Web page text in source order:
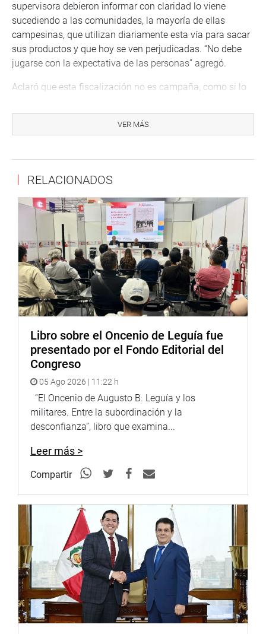
supervisora debieron informar con claridad lo viene
sucediendo a las comunidades, la mayoría de ellas
campesinas, que utilizan diariamente esta vía para sacar
sus productos y que hoy se ven perjudicadas. “No debe
jugarse con la expectativa de las personas” agregó.
Aclaró que esta fiscalización no es campaña, como si lo
realizando pintas con su nombre para ser alcalde de
Huancayo. “Si está en campaña no es correcto ni ético
con las obras pequeñas. Mientras que la región debe
dedicarse a las más granes como represas. “Sí acá
hiciéramos represas, como serían de productivos
nuestros valles y no estarían esperando las lluvias”
manifestó.
El parlamentario cuestionó finalmente la ausencia de los
representantes del ministerio de transportes a pesar de la
invitación que se les cursó.
Congresistas Ilich López Tercer vicepresidente
VER MÁS
RELACIONADOS
Libro sobre el Oncenio de Leguía fue
presentado por el Fondo Editorial del
Congreso
05 Ago 2026 | 11:22 h
“El Oncenio de Augusto B. Leguía y los
militares. Entre la subordinación y la
desconfianza”, libro que examina...
Leer más >
Compartir